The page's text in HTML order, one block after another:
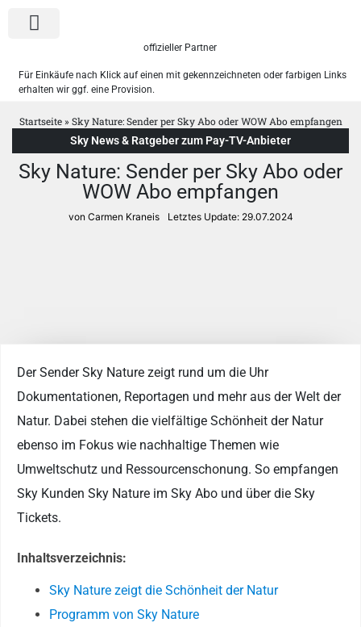
offizieller Partner
Für Einkäufe nach Klick auf einen mit gekennzeichneten oder farbigen Links
erhalten wir ggf. eine Provision.
Startseite» Sky Nature: Sender per Sky Abo oder WOW Abo empfangen
Sky News & Ratgeber zum Pay-TV-Anbieter
Sky Nature: Sender per Sky Abo oder
WOW Abo empfangen
von Carmen Kraneis Letztes Update: 29.07.2024
Der Sender Sky Nature zeigt rund um die Uhr
Dokumentationen, Reportagen und mehr aus der Welt der
Natur. Dabei stehen die vielfältige Schönheit der Natur
ebenso im Fokus wie nachhaltige Themen wie
Umweltschutz und Ressourcenschonung. So empfangen
Sky Kunden Sky Nature im Sky Abo und über die Sky
Tickets.
Inhaltsverzeichnis:
Sky Nature zeigt die Schönheit der Natur
Programm von Sky Nature